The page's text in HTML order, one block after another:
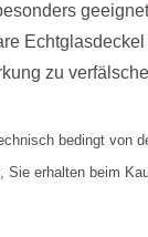
zu
bedingt von
Sie erhalten beim